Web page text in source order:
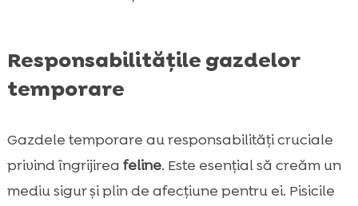
Responsabilitățile gazdelor
temporare
Gazdele temporare au responsabilități cruciale
privind îngrijirea feline. Este esențial să creăm un
mediu sigur și plin de afecțiune pentru ei. Pisicile